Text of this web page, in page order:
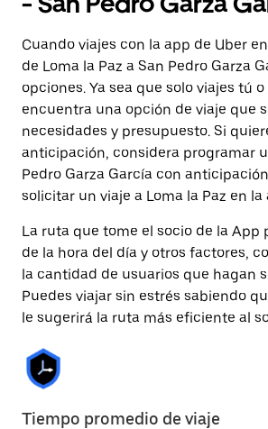
Cuando viajes con la app de Uber
de Loma la Paz a San Pedro Garza
opciones. Ya sea que solo viajes tú
encuentra una opción de viaje que
necesidades y presupuesto. Si
anticipación, considera programar
Pedro Garza García con
solicitar un viaje a Loma la Paz en la
La ruta que tome el socio de la App
de la hora del día y otros factores,
la cantidad de usuarios que hagan
Puedes viajar sin estrés sabiendo
le sugerirá la ruta más eficiente al
Tiempo promedio de viaje